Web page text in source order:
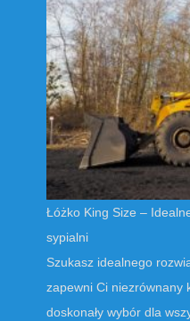
Łóżko King Size –
sypialni
Szukasz idealnego
zapewni Ci niezrównany
doskonały wybór dla